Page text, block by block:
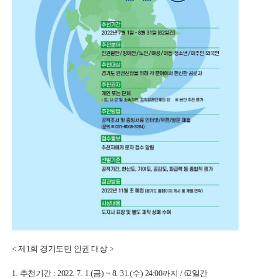
< 제1회 경기도민 인권 대상 >
1. 추천기간 : 2022. 7. 1.(금) ~ 8. 31.(수) 24:00까지 / 62일간